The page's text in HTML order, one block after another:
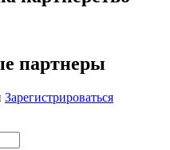
партнеры
Зарегистрироваться